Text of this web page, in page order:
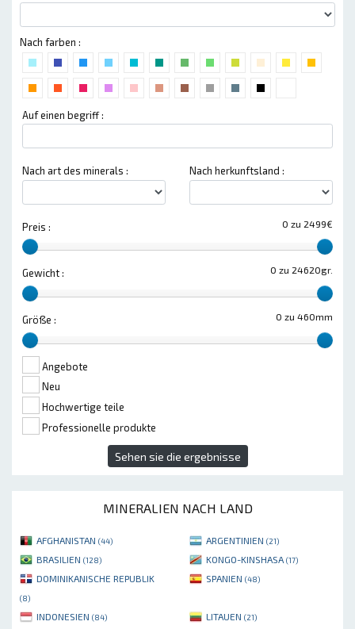
Nach farben :
Auf einen begriff :
Nach art des minerals : Nach herkunftsland :
0 zu 2499€
Preis :
0 zu 24620gr.
Gewicht :
0 zu 460mm
Größe :
Angebote
Neu
Hochwertige teile
Professionelle produkte
Sehen sie die ergebnisse
MINERALIEN NACH LAND
AFGHANISTAN (44) ARGENTINIEN (21)
BRASILIEN (128) KONGO-KINSHASA (17)
DOMINIKANISCHE REPUBLIK
(8)
SPANIEN (48)
INDONESIEN (84) LITAUEN (21)